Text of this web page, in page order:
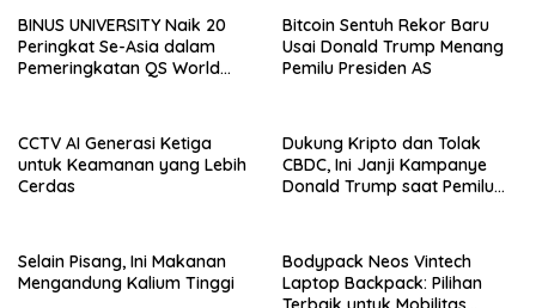
BINUS UNIVERSITY Naik 20
Peringkat Se-Asia dalam
Pemeringkatan QS World
Bitcoin Sentuh Rekor Baru
Usai Donald Trump Menang
Pemilu Presiden AS
CCTV AI Generasi Ketiga
untuk Keamanan yang Lebih
Cerdas
Dukung Kripto dan Tolak
CBDC, Ini Janji Kampanye
Donald Trump saat Pemilu
Selain Pisang, Ini Makanan
Mengandung Kalium Tinggi
Bodypack Neos Vintech
Laptop Backpack: Pilihan